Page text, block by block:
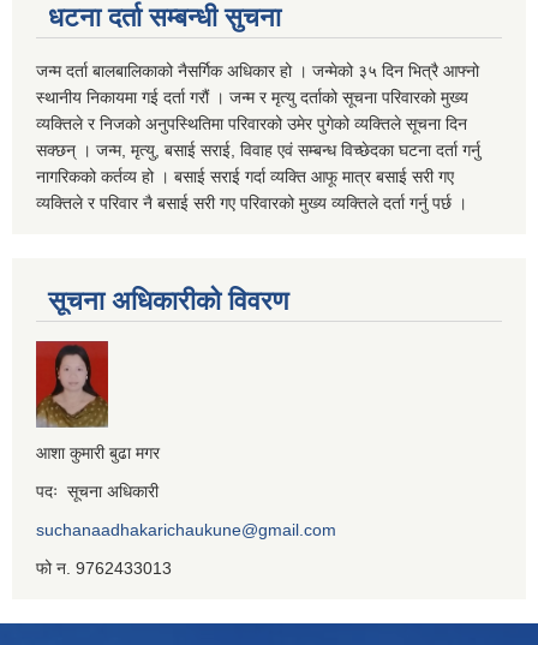
धटना दर्ता सम्बन्धी सुचना
जन्म दर्ता बालबालिकाको नैसर्गिक अधिकार हो । जन्मेको ३५ दिन भित्रै आफ्नो
स्थानीय निकायमा गई दर्ता गरौं । जन्म र मृत्यु दर्ताको सूचना परिवारको मुख्य
व्यक्तिले र निजको अनुपस्थितिमा परिवारको उमेर पुगेको व्यक्तिले सूचना दिन
सक्छन् । जन्म, मृत्यु, बसाई सराई, विवाह एवं सम्बन्ध विच्छेदका घटना दर्ता गर्नु
नागरिकको कर्तव्य हो । बसाई सराई गर्दा व्यक्ति आफू मात्र बसाई सरी गए
व्यक्तिले र परिवार नै बसाई सरी गए परिवारको मुख्य व्यक्तिले दर्ता गर्नु पर्छ ।
सूचना अधिकारीको विवरण
आशा कुमारी बुढा मगर
पदः सूचना अधिकारी
suchanaadhakarichaukune@gmail.com
फो न. 9762433013